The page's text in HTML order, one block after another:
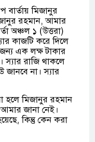
বার্তায় মিজানুর
রহমান, আমার
অঞ্চল ১ (উত্তরা)
কাজটি করে দিলে
এক লক্ষ টাকার
রাজি থাকলে
জানবে না। স্যার
হলে মিজানুর রহমান
আমার জানা নেই।
কিন্তু কেন করা